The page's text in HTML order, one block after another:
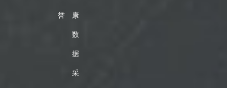
誉
康
数
据
采